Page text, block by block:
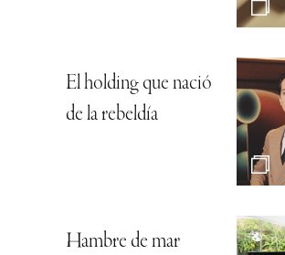
El holding que nació
de la rebeldía
Hambre de mar